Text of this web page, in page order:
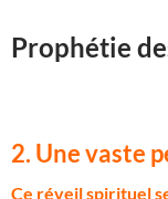
Prophétie
2. Une vaste
Ce réveil spirituel